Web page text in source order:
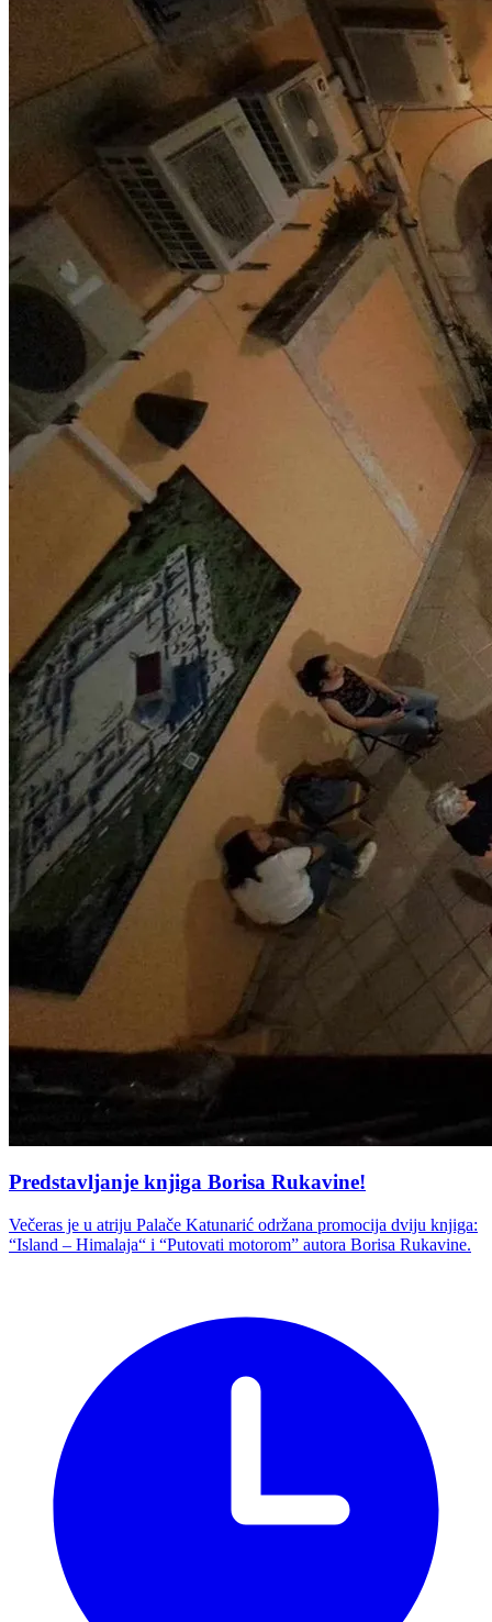
Predstavljanje knjiga Borisa Rukavine!
Večeras je u atriju Palače Katunarić održana promocija dviju knjiga:
“Island – Himalaja“ i “Putovati motorom” autora Borisa Rukavine.